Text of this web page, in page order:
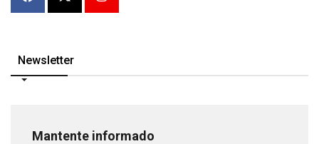
Newsletter
Mantente informado